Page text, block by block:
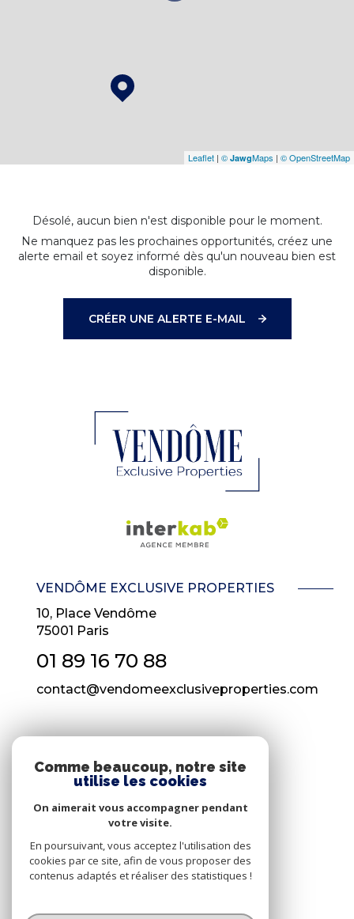
Leaflet | © JawgMaps | © OpenStreetMap
Désolé, aucun bien n'est disponible pour le moment.
Ne manquez pas les prochaines opportunités, créez une
alerte email et soyez informé dès qu'un nouveau bien est
disponible.
CRÉER UNE ALERTE E-MAIL
VENDÔME EXCLUSIVE PROPERTIES
10, Place Vendôme
75001 Paris
01 89 16 70 88
contact@vendomeexclusiveproperties.com
Nous suivre
© 2026 | Tous droits réservés
Comme beaucoup, notre site
utilise les cookies
On aimerait vous accompagner pendant
votre visite.
En poursuivant, vous acceptez l'utilisation des
cookies par ce site, afin de vous proposer des
contenus adaptés et réaliser des statistiques !